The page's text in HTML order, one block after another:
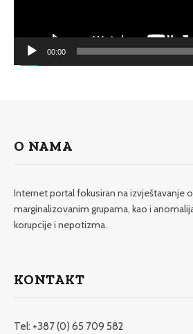
00:00
O NAMA
Internet portal fokusiran na izvještavanje
marginalizovanim grupama, kao i
korupcije i nepotizma.
KONTAKT
Tel: +387 (0) 65 709 582